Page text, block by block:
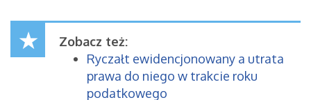
Zobacz też:
Ryczałt ewidencjonowany a utrata
prawa do niego w trakcie roku
podatkowego